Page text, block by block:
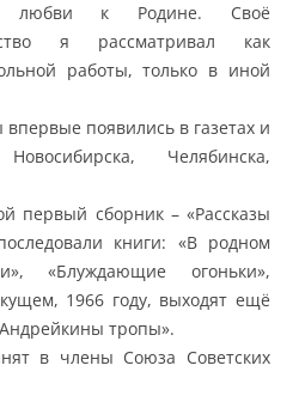
любви к Родине. Своё
я рассматривал как
работы, только в иной
появились в газетах и
Челябинска,
первый сборник – «Рассказы
книги: «В родном
«Блуждающие огоньки»,
1966 году, выходят ещё
тропы».
в члены Союза Советских